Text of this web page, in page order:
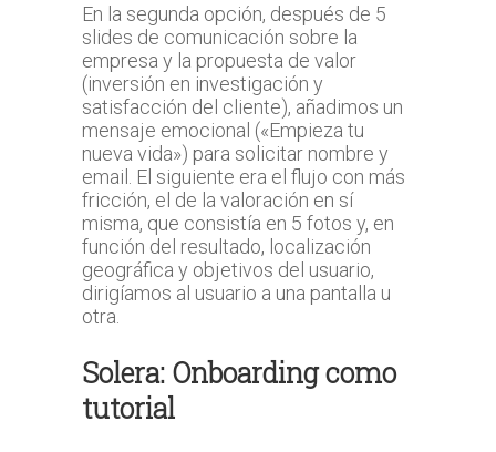
En la segunda opción, después de 5
slides de comunicación sobre la
empresa y la propuesta de valor
(inversión en investigación y
satisfacción del cliente), añadimos un
mensaje emocional («Empieza tu
nueva vida») para solicitar nombre y
email. El siguiente era el flujo con más
fricción, el de la valoración en sí
misma, que consistía en 5 fotos y, en
función del resultado, localización
geográfica y objetivos del usuario,
dirigíamos al usuario a una pantalla u
otra.
Solera: Onboarding como
tutorial